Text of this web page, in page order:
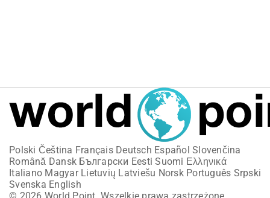
Polski Čeština Français Deutsch Español Slovenčina
Română Dansk Български Eesti Suomi Ελληνικά
Italiano Magyar Lietuvių Latviešu Norsk Português Srpski
Svenska English